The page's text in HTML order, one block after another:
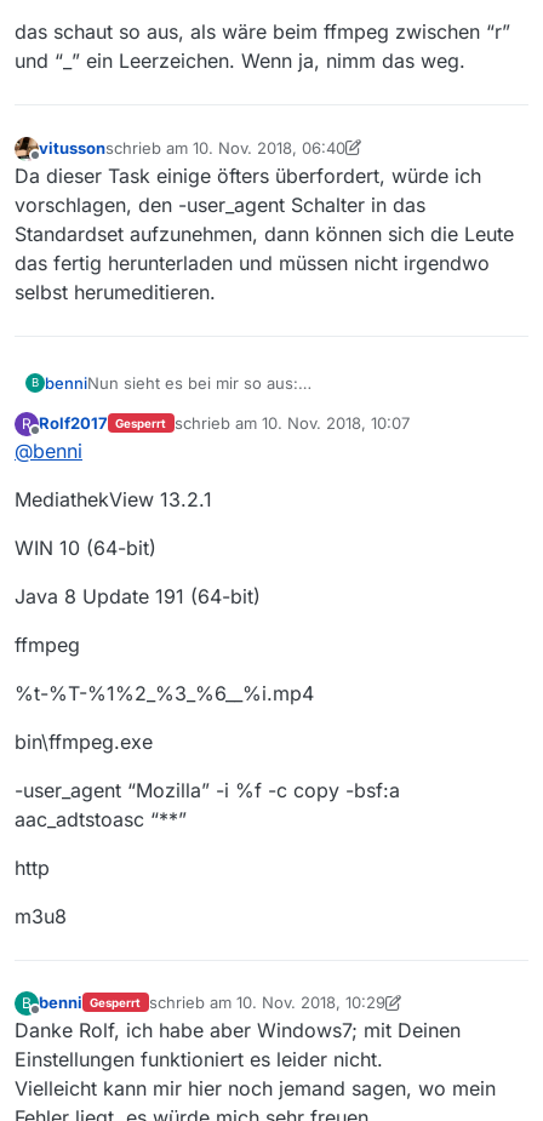
und
doch es funktioniert immer noch nicht. Ob ichs wohl
das schaut so aus, als wäre beim ffmpeg zwischen “r”
und “_” ein Leerzeichen. Wenn ja, nimm das weg.
Offline
vitussonschrieb am 10. Nov. 2018, 06:40
zuletzt editiert von vitusson11. Okt. 2018, 13:25
Da dieser Task einige öfters überfordert, würde ich
vorschlagen, den -user_agent Schalter in das
Standardset aufzunehmen, dann können sich die Leute
das fertig herunterladen und müssen nicht irgendwo
selbst herumeditieren.
B benniNun sieht es bei mir so aus:
R
Offline
Rolf2017 Gesperrt schrieb am 10. Nov. 2018, 10:07
zuletzt editiert von
@benni
MediathekView 13.2.1
WIN 10 (64-bit)
Java 8 Update 191 (64-bit)
ffmpeg
%t-%T-%1%2_%3_%6__%i.mp4
bin\ffmpeg.exe
-user_agent “Mozilla” -i %f -c copy -bsf:a
aac_adtstoasc “**”
http
m3u8
B
Offline
benni Gesperrt schrieb am 10. Nov. 2018, 10:29
zuletzt editiert von benni11. Nov. 2018, 20:20
Danke Rolf, ich habe aber Windows7; mit Deinen
Einstellungen funktioniert es leider nicht.
Vielleicht kann mir hier noch jemand sagen, wo mein